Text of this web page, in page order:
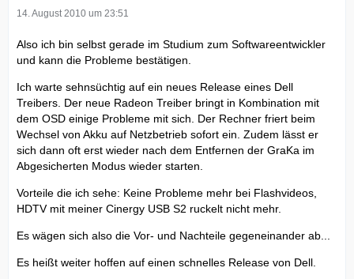
14. August 2010 um 23:51
Also ich bin selbst gerade im Studium zum Softwareentwickler
und kann die Probleme bestätigen.
Ich warte sehnsüchtig auf ein neues Release eines Dell
Treibers. Der neue Radeon Treiber bringt in Kombination mit
dem OSD einige Probleme mit sich. Der Rechner friert beim
Wechsel von Akku auf Netzbetrieb sofort ein. Zudem lässt er
sich dann oft erst wieder nach dem Entfernen der GraKa im
Abgesicherten Modus wieder starten.
Vorteile die ich sehe: Keine Probleme mehr bei Flashvideos,
HDTV mit meiner Cinergy USB S2 ruckelt nicht mehr.
Es wägen sich also die Vor- und Nachteile gegeneinander ab...
Es heißt weiter hoffen auf einen schnelles Release von Dell.